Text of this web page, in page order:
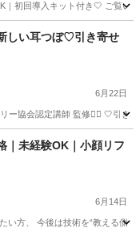
｜初回導入キット付き🤍 ご覧
ャル
しい耳つぼ♡引き寄せ
6月22日
ー協会認定講師 監修❤️‍🔥 🤍引
｜未経験OK｜小顔リフ
6月14日
方、 今後は技術を“教える側